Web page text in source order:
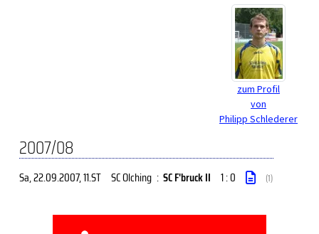
zum Profil
von
Philipp Schlederer
2007/08
Sa, 22.09.2007, 11.ST SC Olching : SC F'bruck II 1 : 0 (1)